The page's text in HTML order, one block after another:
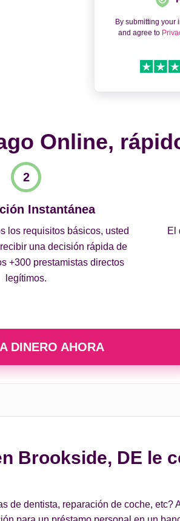
By submitting your
and agree to
Online,
Instantánea
los requisitos básicos, usted
una decisión rápida de
+300 prestamistas directos
legítimos.
El
DINERO AHORA
Brookside, DE le
dentista, reparación de coche, etc?